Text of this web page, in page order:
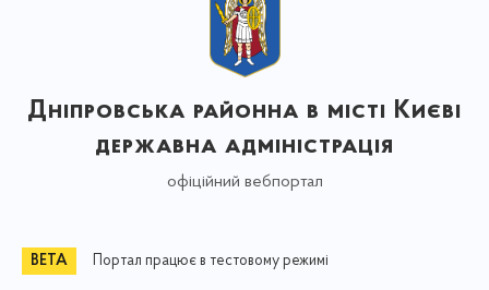
Дніпровська районна в місті Києві
державна адміністрація
офіційний вебпортал
Портал працює в тестовому режимі